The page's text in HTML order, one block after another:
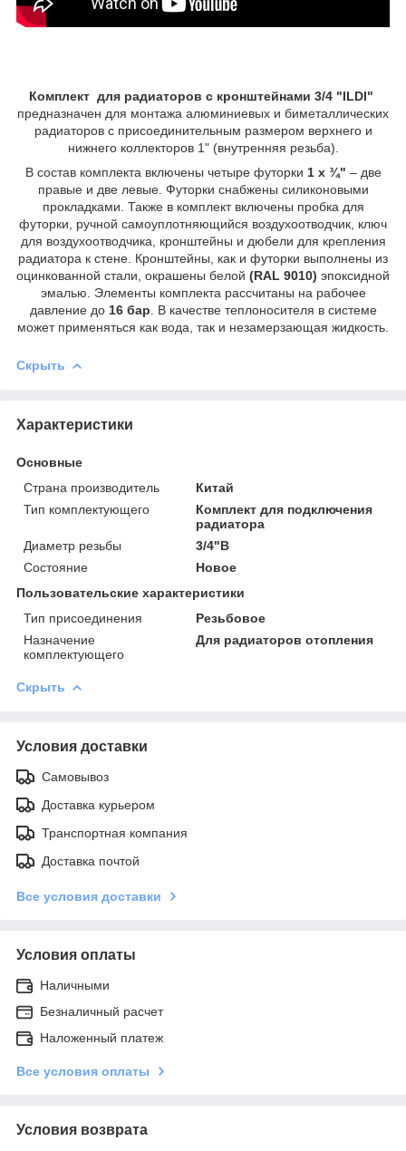
Комплект для радиаторов с кронштейнами 3/4 "ILDI"
предназначен для монтажа алюминиевых и биметаллических
радиаторов с присоединительным размером верхнего и
нижнего коллекторов 1" (внутренняя резьба).
В состав комплекта включены четыре футорки 1 x ¾" – две
правые и две левые. Футорки снабжены силиконовыми
прокладками. Также в комплект включены пробка для
футорки, ручной самоуплотняющийся воздухоотводчик, ключ
для воздухоотводчика, кронштейны и дюбели для крепления
радиатора к стене. Кронштейны, как и футорки выполнены из
оцинкованной стали, окрашены белой (RAL 9010) эпоксидной
эмалью. Элементы комплекта рассчитаны на рабочее
давление до 16 бар . В качестве теплоносителя в системе
может применяться как вода, так и незамерзающая жидкость.
Скрыть
Характеристики
Основные
Страна производитель
Китай
Тип комплектующего
Комплект для подключения
радиатора
Диаметр резьбы
3/4"В
Состояние
Новое
Пользовательские характеристики
Тип присоединения
Резьбовое
Назначение
комплектующего
Для радиаторов отопления
Скрыть
Условия доставки
Самовывоз
Доставка курьером
Транспортная компания
Доставка почтой
Все условия доставки
Условия оплаты
Наличными
Безналичный расчет
Наложенный платеж
Все условия оплаты
Условия возврата